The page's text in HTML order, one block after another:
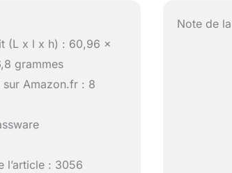
(L x l x h) : 60,96 x
grammes
sur Amazon.fr : 8
l’article : 3056
Note de